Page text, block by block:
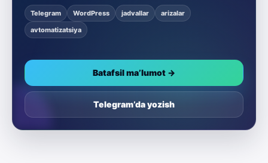
Telegram WordPress jadvallar
arizalar
avtomatizatsiya
Batafsil ma’lumot →
Telegram’da yozish